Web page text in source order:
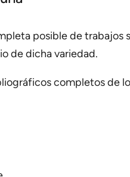
posible de
de dicha variedad.
completos de